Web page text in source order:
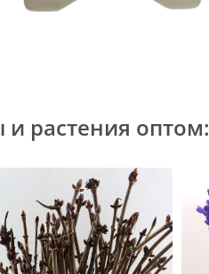
и растения оптом: